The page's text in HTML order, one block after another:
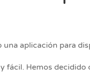
aplicación para
fácil. Hemos decidido